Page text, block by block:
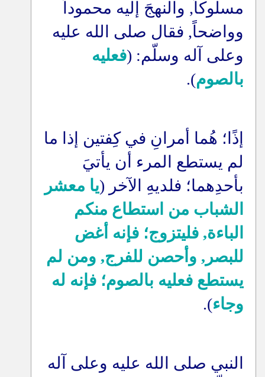
مسلوكاً, والنهجَ إليه محموداً
وواضحاً, فقال صلى الله عليه
وعلى آله وسلّم: (فعليه
بالصوم).
إذًا؛ هُما أمرانِ في كِفتين إذا ما
لم يستطع المرء أن يأتيَ
بأحدِهما؛ فلديهِ الآخر (يا معشر
الشباب من استطاع منكم
الباءة, فليتزوج؛ فإنه أغض
للبصر, وأحصن للفرج, ومن لم
يستطع فعليه بالصوم؛ فإنه له
وجاء).
النبي صلى الله عليه وعلى آله